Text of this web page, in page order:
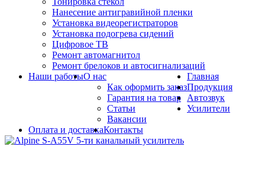
Нанесение антигравийной пленки
Установка видеорегистраторов
Установка подогрева сидений
Цифровое ТВ
Ремонт автомагнитол
Ремонт брелоков и автосигнализаций
Наши работыО нас
Как оформить заказ
Гарантия на товар
Статьи
Вакансии
Оплата и доставкаКонтакты
Главная
Продукция
Автозвук
Усилители